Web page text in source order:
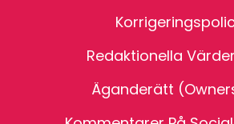
Redaktionella
Äganderätt